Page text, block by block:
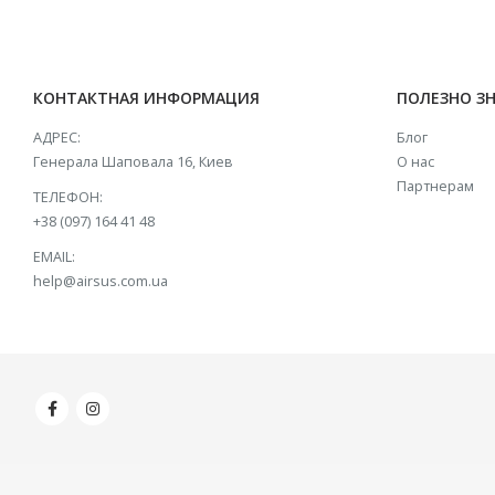
КОНТАКТНАЯ ИНФОРМАЦИЯ
АДРЕС:
Генерала Шаповала 16, Киев
ТЕЛЕФОН:
+38 (097) 164 41 48
EMAIL:
help@airsus.com.ua
ПОЛЕЗНО
Блог
О нас
Партнерам